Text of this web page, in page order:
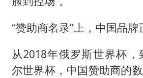
“赞助商名录”上，中国品牌
从2018年俄罗斯世界杯，
尔世界杯，中国赞助商的